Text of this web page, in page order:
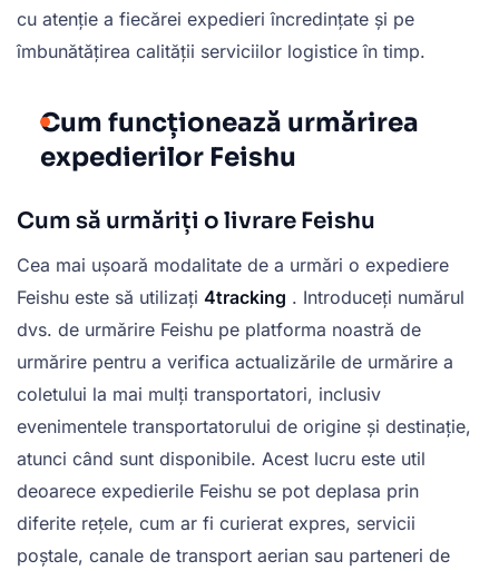
cu atenție a fiecărei expedieri încredințate și pe
îmbunătățirea calității serviciilor logistice în timp.
Cum funcționează urmărirea
expedierilor Feishu
Cum să urmăriți o livrare Feishu
Cea mai ușoară modalitate de a urmări o expediere
Feishu este să utilizați 4tracking . Introduceți numărul
dvs. de urmărire Feishu pe platforma noastră de
urmărire pentru a verifica actualizările de urmărire a
coletului la mai mulți transportatori, inclusiv
evenimentele transportatorului de origine și destinație,
atunci când sunt disponibile. Acest lucru este util
deoarece expedierile Feishu se pot deplasa prin
diferite rețele, cum ar fi curierat expres, servicii
poștale, canale de transport aerian sau parteneri de